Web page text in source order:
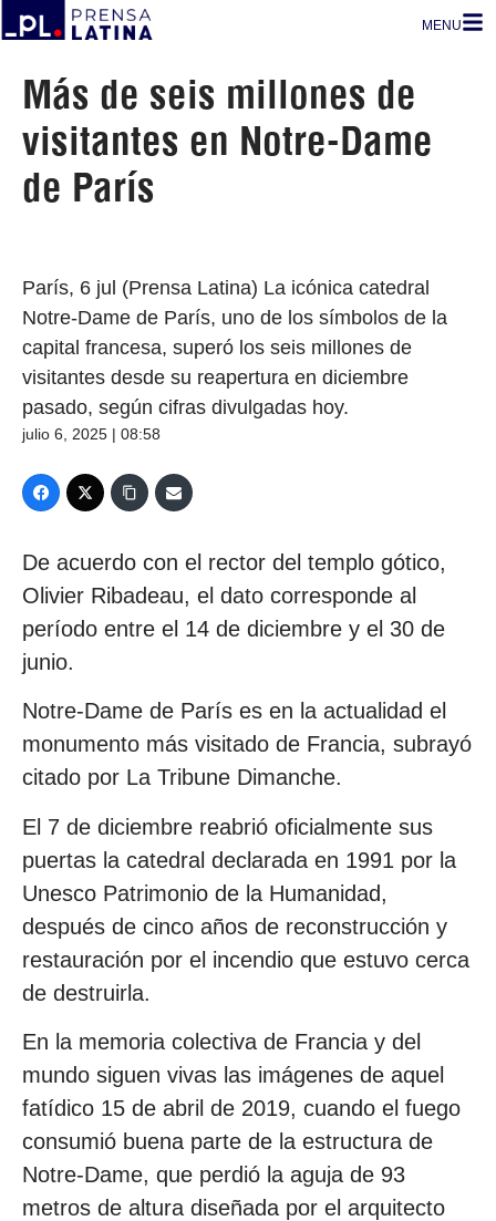
MENU
Más de seis millones de
visitantes en Notre-Dame
de París
París, 6 jul (Prensa Latina) La icónica catedral
Notre-Dame de París, uno de los símbolos de la
capital francesa, superó los seis millones de
visitantes desde su reapertura en diciembre
pasado, según cifras divulgadas hoy.
julio 6, 2025 | 08:58
De acuerdo con el rector del templo gótico,
Olivier Ribadeau, el dato corresponde al
período entre el 14 de diciembre y el 30 de
junio.
Notre-Dame de París es en la actualidad el
monumento más visitado de Francia, subrayó
citado por La Tribune Dimanche.
El 7 de diciembre reabrió oficialmente sus
puertas la catedral declarada en 1991 por la
Unesco Patrimonio de la Humanidad,
después de cinco años de reconstrucción y
restauración por el incendio que estuvo cerca
de destruirla.
En la memoria colectiva de Francia y del
mundo siguen vivas las imágenes de aquel
fatídico 15 de abril de 2019, cuando el fuego
consumió buena parte de la estructura de
Notre-Dame, que perdió la aguja de 93
metros de altura diseñada por el arquitecto